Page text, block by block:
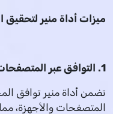
ميزات أداة منير لتحقيق
1. التوافق عبر المتصفحات والأجهزة:
تضمن أداة منير توافق
المتصفحات والأجهزة،